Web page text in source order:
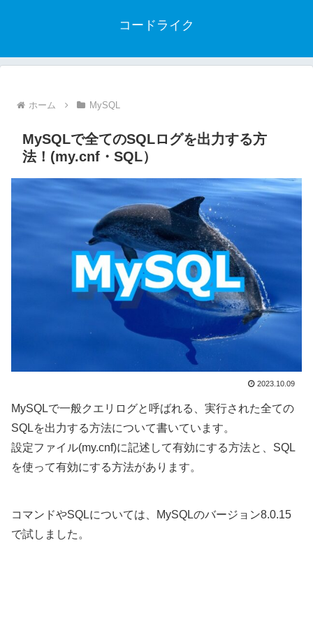
コードライク
ホーム MySQL
MySQLで全てのSQLログを出力する方
法！(my.cnf・SQL）
2023.10.09
MySQLで一般クエリログと呼ばれる、実行された全ての
SQLを出力する方法について書いています。
設定ファイル(my.cnf)に記述して有効にする方法と、SQL
を使って有効にする方法があります。
コマンドやSQLについては、MySQLのバージョン8.0.15
で試しました。